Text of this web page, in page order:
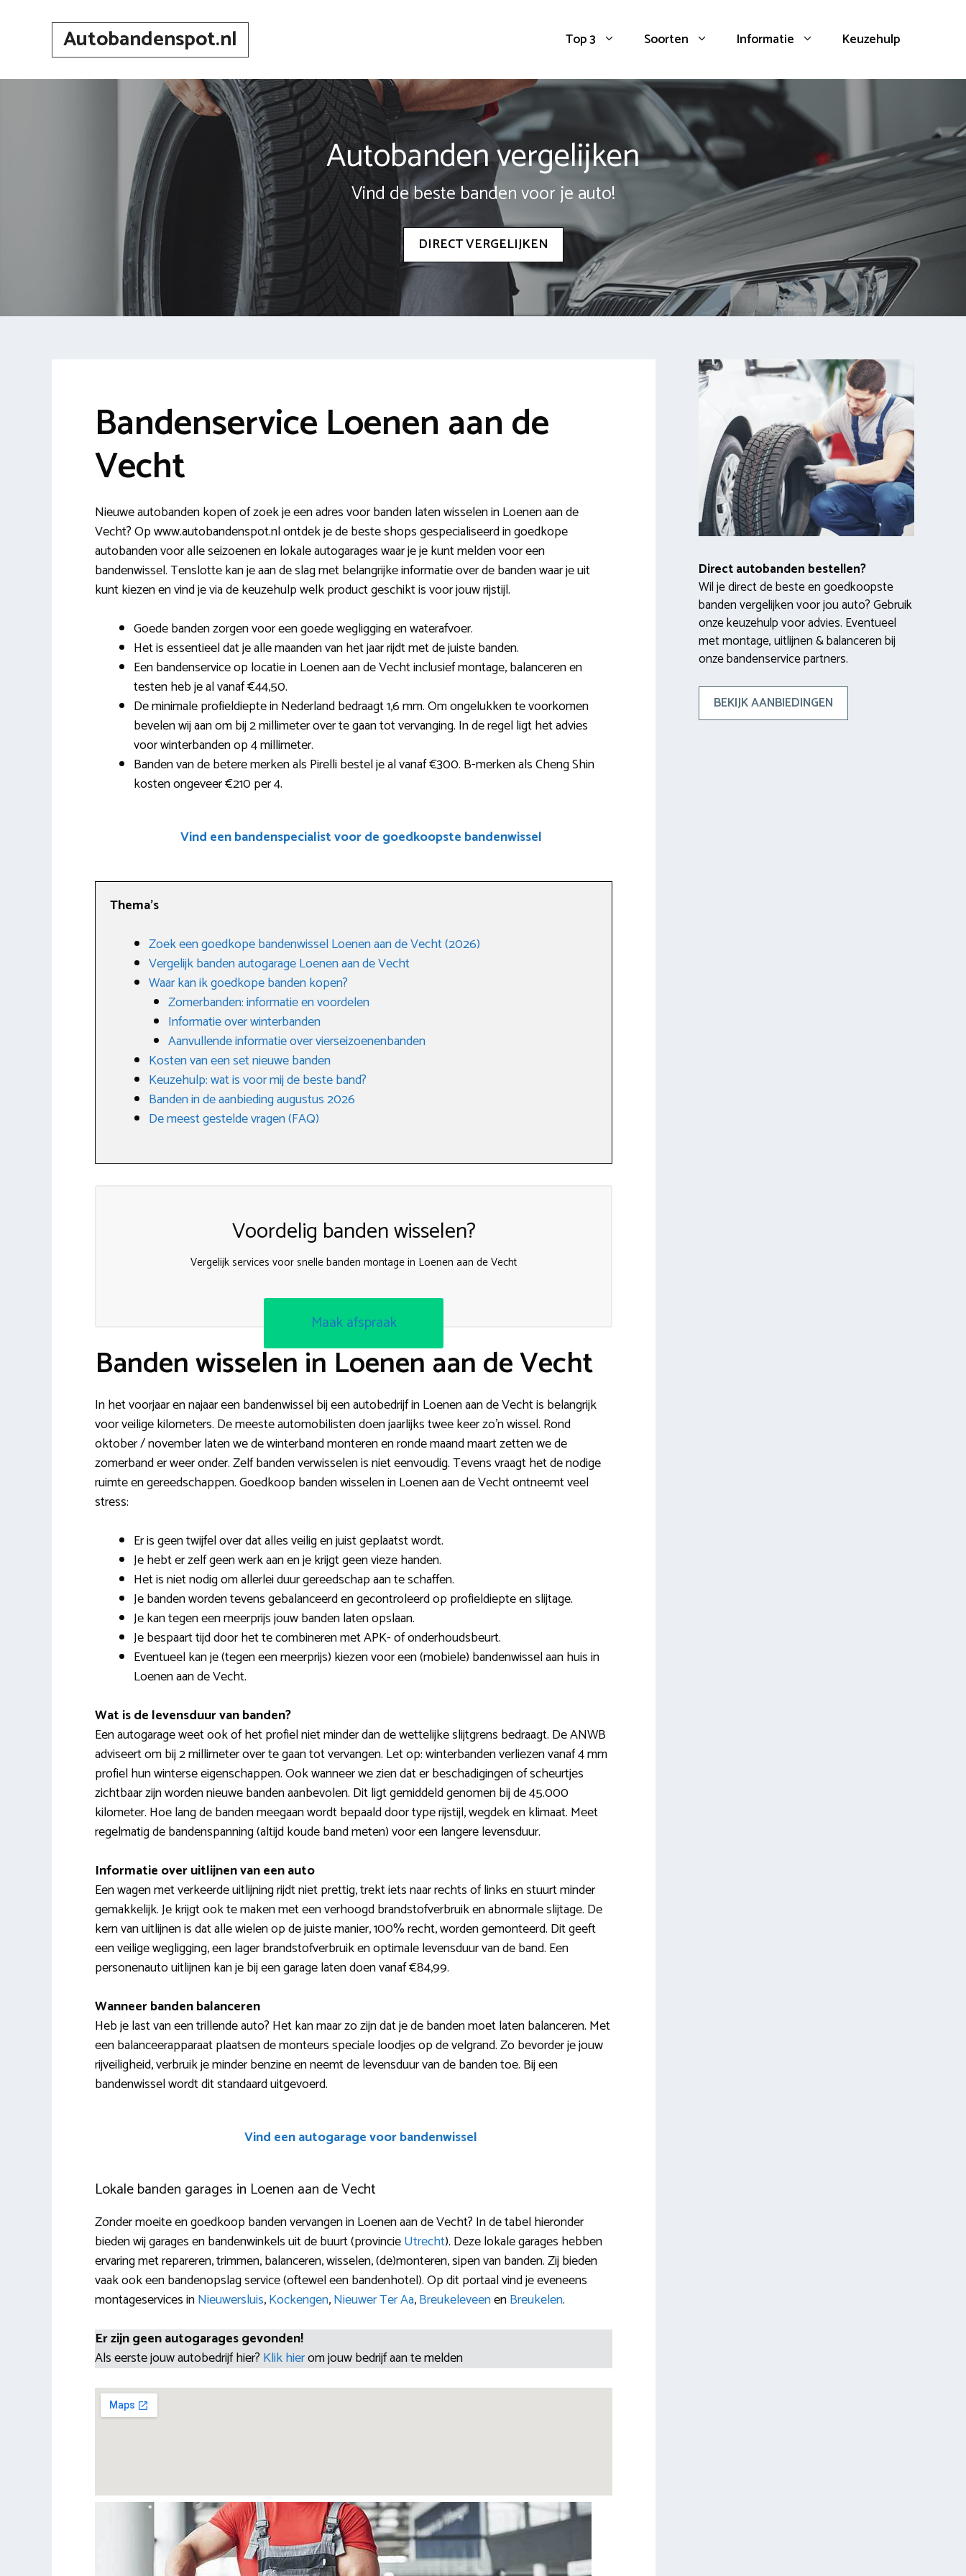
Autobandenspot.nl Top 3 Soorten Informatie Keuzehulp
Autobanden vergelijken
Vind de beste banden voor je auto!
DIRECT VERGELIJKEN
Bandenservice Loenen aan de
Vecht
Nieuwe autobanden kopen of zoek je een adres voor banden laten wisselen in Loenen aan de
Vecht? Op www.autobandenspot.nl ontdek je de beste shops gespecialiseerd in goedkope
autobanden voor alle seizoenen en lokale autogarages waar je je kunt melden voor een
bandenwissel. Tenslotte kan je aan de slag met belangrijke informatie over de banden waar je uit
kunt kiezen en vind je via de keuzehulp welk product geschikt is voor jouw rijstijl.
Goede banden zorgen voor een goede wegligging en waterafvoer.
Het is essentieel dat je alle maanden van het jaar rijdt met de juiste banden.
Een bandenservice op locatie in Loenen aan de Vecht inclusief montage, balanceren en
testen heb je al vanaf €44,50.
De minimale profieldiepte in Nederland bedraagt 1,6 mm. Om ongelukken te voorkomen
bevelen wij aan om bij 2 millimeter over te gaan tot vervanging. In de regel ligt het advies
voor winterbanden op 4 millimeter.
Banden van de betere merken als Pirelli bestel je al vanaf €300. B-merken als Cheng Shin
kosten ongeveer €210 per 4.
Vind een bandenspecialist voor de goedkoopste bandenwissel
Thema’s
Zoek een goedkope bandenwissel Loenen aan de Vecht (2026)
Vergelijk banden autogarage Loenen aan de Vecht
Waar kan ik goedkope banden kopen?
Zomerbanden: informatie en voordelen
Informatie over winterbanden
Aanvullende informatie over vierseizoenenbanden
Kosten van een set nieuwe banden
Keuzehulp: wat is voor mij de beste band?
Banden in de aanbieding augustus 2026
De meest gestelde vragen (FAQ)
Voordelig banden wisselen?
Vergelijk services voor snelle banden montage in Loenen aan de Vecht
Maak afspraak
Banden wisselen in Loenen aan de Vecht
In het voorjaar en najaar een bandenwissel bij een autobedrijf in Loenen aan de Vecht is belangrijk
voor veilige kilometers. De meeste automobilisten doen jaarlijks twee keer zo’n wissel. Rond
oktober / november laten we de winterband monteren en ronde maand maart zetten we de
zomerband er weer onder. Zelf banden verwisselen is niet eenvoudig. Tevens vraagt het de nodige
ruimte en gereedschappen. Goedkoop banden wisselen in Loenen aan de Vecht ontneemt veel
stress:
Er is geen twijfel over dat alles veilig en juist geplaatst wordt.
Je hebt er zelf geen werk aan en je krijgt geen vieze handen.
Het is niet nodig om allerlei duur gereedschap aan te schaffen.
Je banden worden tevens gebalanceerd en gecontroleerd op profieldiepte en slijtage.
Je kan tegen een meerprijs jouw banden laten opslaan.
Je bespaart tijd door het te combineren met APK- of onderhoudsbeurt.
Eventueel kan je (tegen een meerprijs) kiezen voor een (mobiele) bandenwissel aan huis in
Loenen aan de Vecht.
Wat is de levensduur van banden?
Een autogarage weet ook of het profiel niet minder dan de wettelijke slijtgrens bedraagt. De ANWB
adviseert om bij 2 millimeter over te gaan tot vervangen. Let op: winterbanden verliezen vanaf 4 mm
profiel hun winterse eigenschappen. Ook wanneer we zien dat er beschadigingen of scheurtjes
zichtbaar zijn worden nieuwe banden aanbevolen. Dit ligt gemiddeld genomen bij de 45.000
kilometer. Hoe lang de banden meegaan wordt bepaald door type rijstijl, wegdek en klimaat. Meet
regelmatig de bandenspanning (altijd koude band meten) voor een langere levensduur.
Informatie over uitlijnen van een auto
Een wagen met verkeerde uitlijning rijdt niet prettig, trekt iets naar rechts of links en stuurt minder
gemakkelijk. Je krijgt ook te maken met een verhoogd brandstofverbruik en abnormale slijtage. De
kern van uitlijnen is dat alle wielen op de juiste manier, 100% recht, worden gemonteerd. Dit geeft
een veilige wegligging, een lager brandstofverbruik en optimale levensduur van de band. Een
personenauto uitlijnen kan je bij een garage laten doen vanaf €84,99.
Wanneer banden balanceren
Heb je last van een trillende auto? Het kan maar zo zijn dat je de banden moet laten balanceren. Met
een balanceerapparaat plaatsen de monteurs speciale loodjes op de velgrand. Zo bevorder je jouw
rijveiligheid, verbruik je minder benzine en neemt de levensduur van de banden toe. Bij een
bandenwissel wordt dit standaard uitgevoerd.
Vind een autogarage voor bandenwissel
Lokale banden garages in Loenen aan de Vecht
Zonder moeite en goedkoop banden vervangen in Loenen aan de Vecht? In de tabel hieronder
bieden wij garages en bandenwinkels uit de buurt (provincieUtrecht). Deze lokale garages hebben
ervaring met repareren, trimmen, balanceren, wisselen, (de)monteren, sipen van banden. Zij bieden
vaak ook een bandenopslag service (oftewel een bandenhotel). Op dit portaal vind je eveneens
montageservices inNieuwersluis,Kockengen,Nieuwer Ter Aa,BreukeleveenenBreukelen.
Er zijn geen autogarages gevonden!
Als eerste jouw autobedrijf hier? Klik hierom jouw bedrijf aan te melden
Direct autobanden bestellen?
Wil je direct de beste en goedkoopste
banden vergelijken voor jou auto? Gebruik
onze keuzehulp voor advies. Eventueel
met montage, uitlijnen & balanceren bij
onze bandenservice partners.
BEKIJK AANBIEDINGEN